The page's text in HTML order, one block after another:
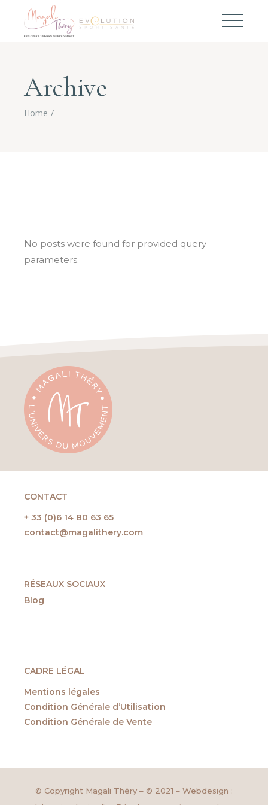
Archive
Home
No posts were found for provided query
parameters.
CONTACT
+ 33 (0)6 14 80 63 65
contact@magalithery.com
RÉSEAUX SOCIAUX
Blog
CADRE LÉGAL
Mentions légales
Condition Générale d’Utilisation
Condition Générale de Vente
© Copyright Magali Théry – © 2021 – Webdesign :